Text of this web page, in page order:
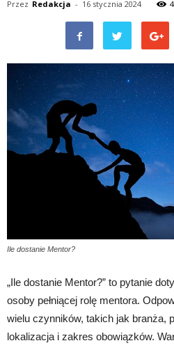
Przez Redakcja - 16 stycznia 2024
Ile dostanie Mentor?
„Ile dostanie Mentor?” to pytanie
osoby pełniącej rolę mentora.
wielu czynników, takich jak branża,
lokalizacja i zakres obowiązków.